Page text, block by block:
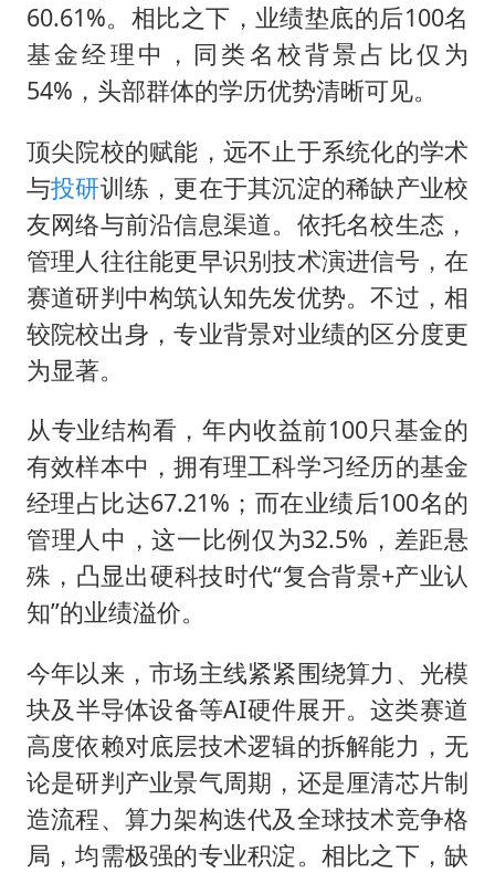
60.61%。相比之下，业绩垫底的后100名
基金经理中，同类名校背景占比仅为
54%，头部群体的学历优势清晰可见。
顶尖院校的赋能，远不止于系统化的学术
与投研训练，更在于其沉淀的稀缺产业校
友网络与前沿信息渠道。依托名校生态，
管理人往往能更早识别技术演进信号，在
赛道研判中构筑认知先发优势。不过，相
较院校出身，专业背景对业绩的区分度更
为显著。
从专业结构看，年内收益前100只基金的
有效样本中，拥有理工科学习经历的基金
经理占比达67.21%；而在业绩后100名的
管理人中，这一比例仅为32.5%，差距悬
殊，凸显出硬科技时代“复合背景+产业认
知”的业绩溢价。
今年以来，市场主线紧紧围绕算力、光模
块及半导体设备等AI硬件展开。这类赛道
高度依赖对底层技术逻辑的拆解能力，无
论是研判产业景气周期，还是厘清芯片制
造流程、算力架构迭代及全球技术竞争格
局，均需极强的专业积淀。相比之下，缺